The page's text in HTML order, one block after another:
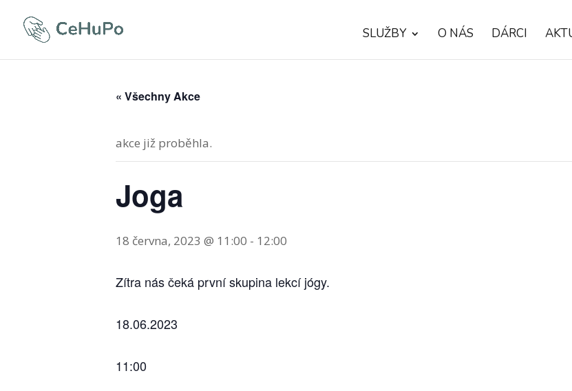
SLUŽBY O NÁS DÁRCI
« Všechny Akce
akce již proběhla.
Joga
18 června, 2023 @ 11:00 - 12:00
Zítra nás čeká první skupina lekcí jógy.
18.06.2023
11:00